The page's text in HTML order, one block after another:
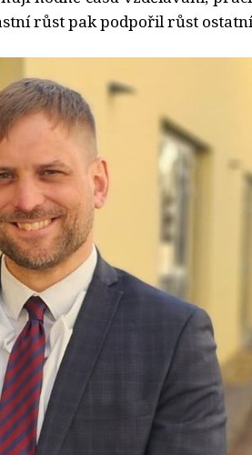
růst pak podpořil růst